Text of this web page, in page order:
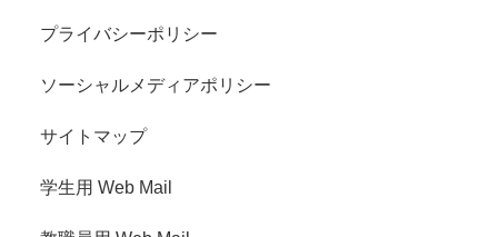
プライバシーポリシー
ソーシャルメディアポリシー
サイトマップ
学生用 Web Mail